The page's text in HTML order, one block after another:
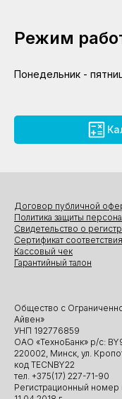
Режим
Понедельник -
Общество с
Айвен»
УНП 192776859
ОАО «ТехноБанк» р/с:
220002, Минск, ул.
код TECNBY22
тел. +375(17) 227-71-90
Регистрационный
Договор публичной
Политика защиты
Свидетельство о
Сертификат
Кассовый чек
Гарантийный талон